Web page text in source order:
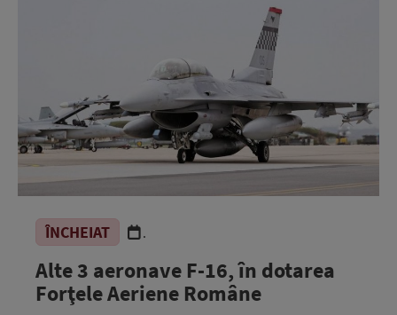
ÎNCHEIAT .
Alte 3 aeronave F-16, în dotarea
Forţele Aeriene Române